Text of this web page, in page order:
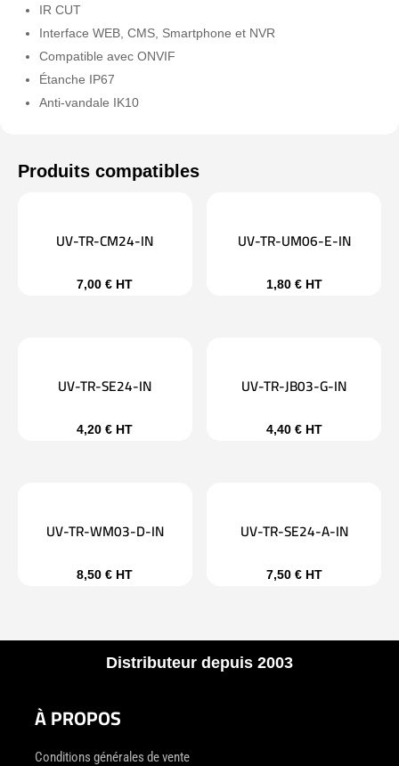
IR CUT
Interface WEB, CMS, Smartphone et NVR
Compatible avec ONVIF
Étanche IP67
Anti-vandale IK10
UV-TR-CM24-IN
7,00€ HT
UV-TR-UM06-E-IN
1,80 € HT
UV-TR-SE24-IN
4,20€ HT
UV-TR-JB03-G-IN
4,40 € HT
UV-TR-WM03-D-IN
8,50€ HT
UV-TR-SE24-A-IN
7,50 € HT
Distributeur depuis 2003
À PROPOS
Conditions générales de vente